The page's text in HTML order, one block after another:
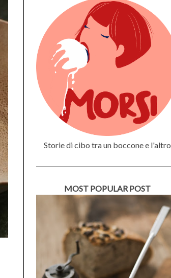
Storie di cibo tra un boccone e l'altro
MOST POPULAR POST